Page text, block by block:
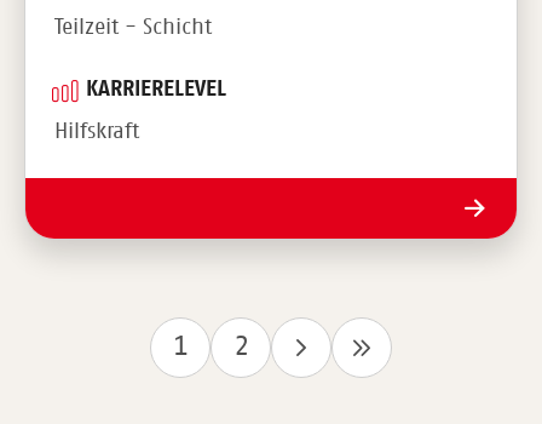
Teilzeit - Schicht
KARRIERELEVEL
Hilfskraft
1 2